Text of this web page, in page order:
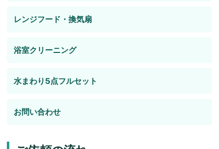
レンジフード・換気扇
浴室クリーニング
水まわり5点フルセット
お問い合わせ